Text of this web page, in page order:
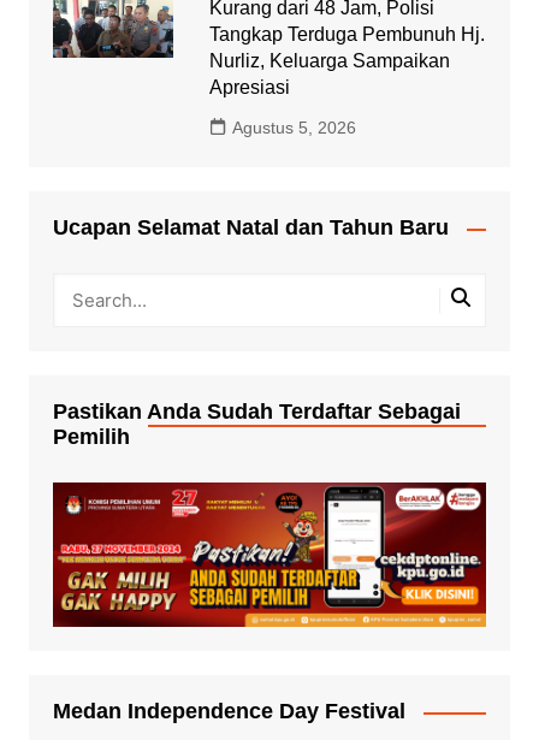
Kurang dari 48 Jam, Polisi
Tangkap Terduga Pembunuh Hj.
Nurliz, Keluarga Sampaikan
Apresiasi
Agustus 5, 2026
Ucapan Selamat Natal dan Tahun Baru
Pastikan Anda Sudah Terdaftar Sebagai
Pemilih
Medan Independence Day Festival